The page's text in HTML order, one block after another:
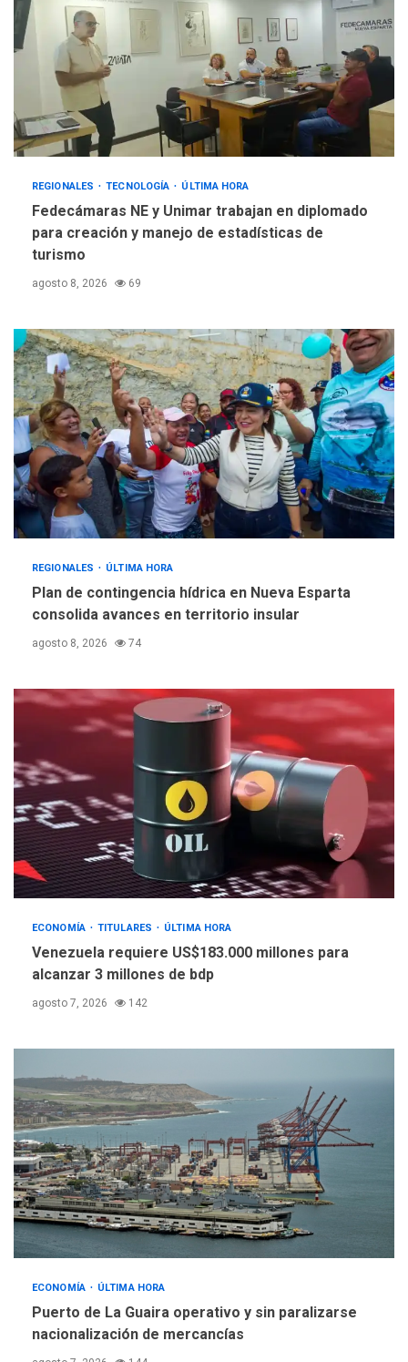
nacionalización de
mercancías
5
NACIONALES
TITULARES
ÚLTIMA HORA
Dólar cierra la semana en
756,71 bolívares
REGIONALES TECNOLOGÍA ÚLTIMA HORA
Fedecámaras NE y Unimar trabajan en diplomado
para creación y manejo de estadísticas de
turismo
agosto 8, 2026 69
REGIONALES ÚLTIMA HORA
Plan de contingencia hídrica en Nueva Esparta
consolida avances en territorio insular
agosto 8, 2026 74
ECONOMÍA TITULARES ÚLTIMA HORA
Venezuela requiere US$183.000 millones para
alcanzar 3 millones de bdp
agosto 7, 2026 142
ECONOMÍA ÚLTIMA HORA
Puerto de La Guaira operativo y sin paralizarse
nacionalización de mercancías